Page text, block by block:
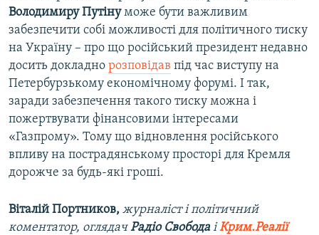
Володимиру Путінуможе бути важливим
забезпечити собі можливості для політичного тиску
на Україну – про що російський президент недавно
досить докладно розповідав під час виступу на
Петербурзькому економічному форумі. І так,
заради забезпечення такого тиску можна і
пожертвувати фінансовими інтересами
«Газпрому». Тому що відновлення російського
впливу на пострадянському просторі для Кремля
дорожче за будь-які гроші.
Віталій Портников, журналіст і політичний
коментатор, оглядачРадіо СвободаіКрим.Реалії